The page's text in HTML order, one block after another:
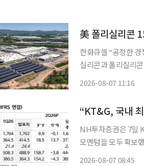
美 폴리실리콘
한화큐셀 “공정한 경쟁
실리콘과 폴리실리
2026-08-07 11:16
“KT&G, 국내
NH투자증권은 7일
모멘텀을 모두 확보
2026-08-07 08:45